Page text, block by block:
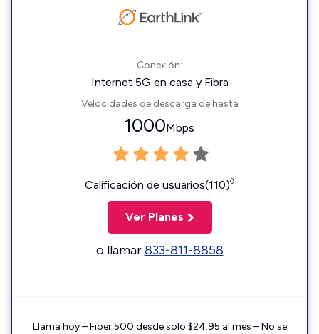
Conexión:
Internet 5G en casa y Fibra
Velocidades de descarga de hasta
1000Mbps
Calificación de usuarios(110)◊
Ver Planes
o llamar833-811-8858
Llama hoy – Fiber 500 desde solo $24.95 al mes – No se